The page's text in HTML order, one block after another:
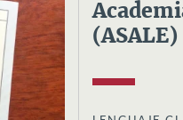
(ASALE)